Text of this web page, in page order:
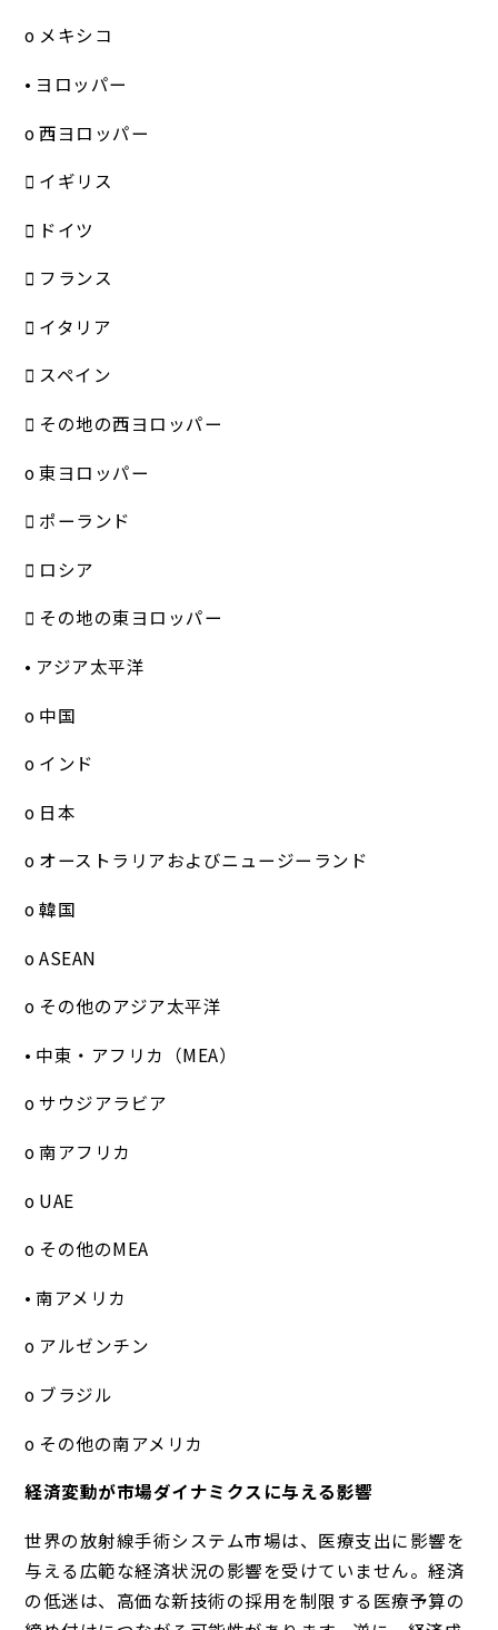
o メキシコ
• ヨロッパー
o 西ヨロッパー
 イギリス
 ドイツ
 フランス
 イタリア
 スペイン
 その地の西ヨロッパー
o 東ヨロッパー
 ポーランド
 ロシア
 その地の東ヨロッパー
• アジア太平洋
o 中国
o インド
o 日本
o オーストラリアおよびニュージーランド
o 韓国
o ASEAN
o その他のアジア太平洋
• 中東・アフリカ（MEA）
o サウジアラビア
o 南アフリカ
o UAE
o その他のMEA
• 南アメリカ
o アルゼンチン
o ブラジル
o その他の南アメリカ
経済変動が市場ダイナミクスに与える影響
世界の放射線手術システム市場は、医療支出に影響を
与える広範な経済状況の影響を受けていません。経済
の低迷は、高価な新技術の採用を制限する医療予算の